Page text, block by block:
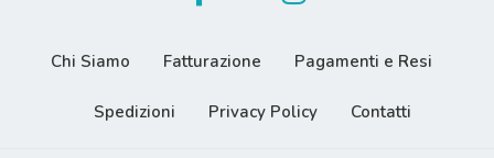
Chi Siamo Fatturazione Pagamenti e Resi
Spedizioni Privacy Policy Contatti